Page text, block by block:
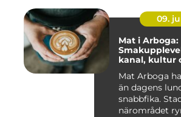
09.
Mat i Arboga:
kanal, kultur
Mat Arboga
än dagens
snabbfika.
närområdet